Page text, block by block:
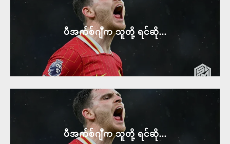
ပီအက်စ်ဂျီက သူတို့ ရင်ဆို...
ပီအက်စ်ဂျီက သူတို့ ရင်ဆို...